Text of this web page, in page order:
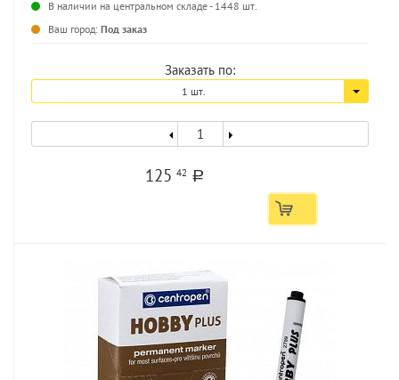
В наличии на центральном складе - 1448 шт.
Ваш город: Под заказ
Заказать по:
1 шт.
12542 a